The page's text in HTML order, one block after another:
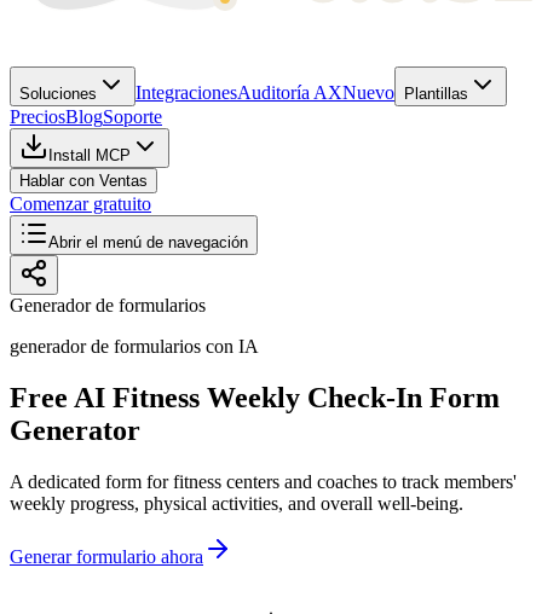
Soluciones IntegracionesAuditoría AXNuevo Plantillas
PreciosBlogSoporte
Install MCP
Hablar con Ventas
Comenzar gratuito
Abrir el menú de navegación
Generador de formularios
generador de formularios con IA
Free AI Fitness Weekly Check-In Form
Generator
A dedicated form for fitness centers and coaches to track members'
weekly progress, physical activities, and overall well-being.
Generar formulario ahora